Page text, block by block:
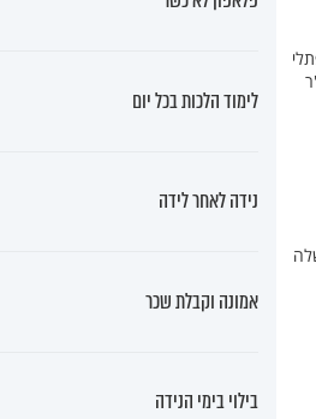
לימוד הלכות בכל יום
נידה לאחר לידה
אמונה וקבלת שכר
בילוי בימי הנידה